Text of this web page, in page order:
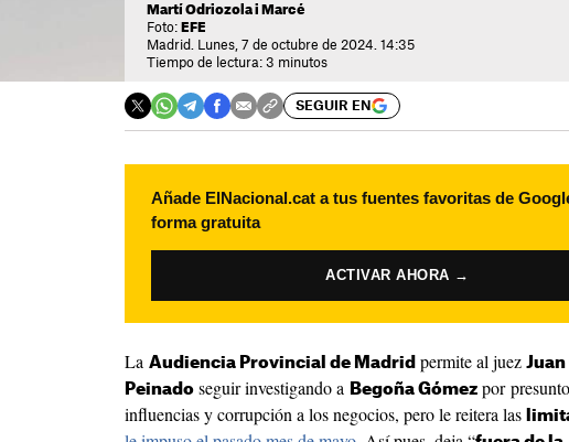
Martí Odriozola i Marcé
Foto: EFE
Madrid. Lunes, 7 de octubre de 2024. 14:35
Tiempo de lectura: 3 minutos
SEGUIR EN
Añade ElNacional.cat a tus fuentes favoritas de
forma gratuita
ACTIVAR AHORA →
La Audiencia Provincial de Madrid permite al juez
Peinado seguir investigando a Begoña Gómez por
influencias y corrupción a los negocios, pero le reitera las